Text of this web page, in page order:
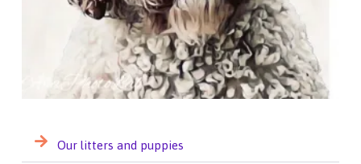
Our litters and puppies